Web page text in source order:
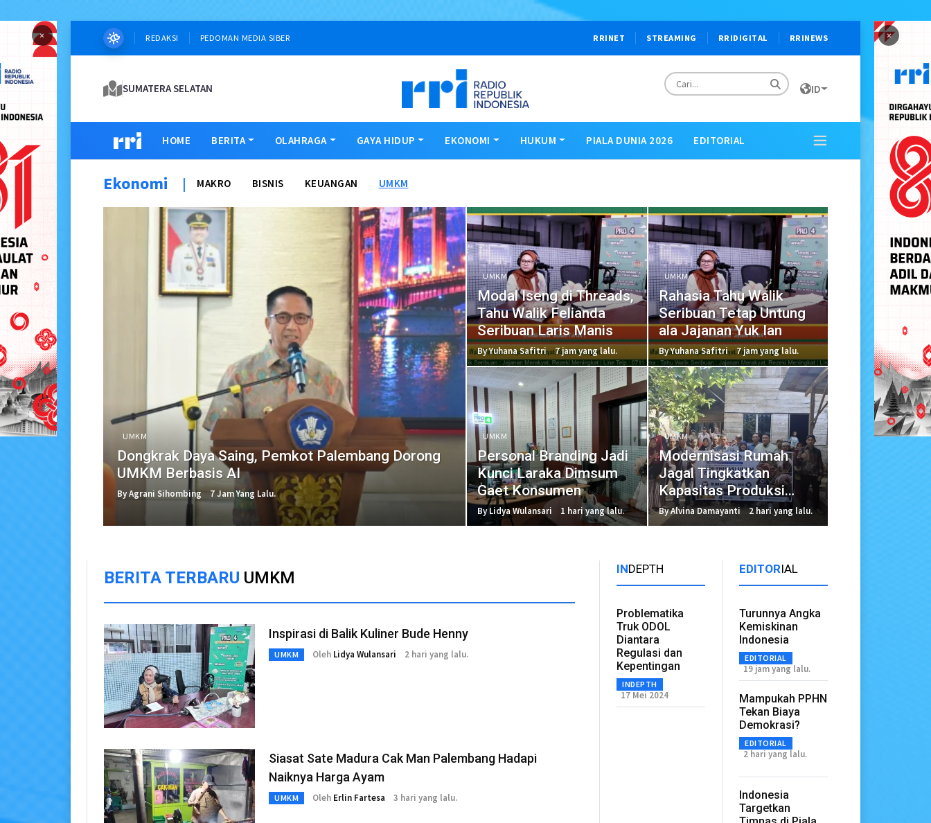
× ×
REDAKSI PEDOMAN MEDIA SIBER RRINET STREAMING RRIDIGITAL RRINEWS
SUMATERA SELATAN ID
HOME BERITA OLAHRAGA GAYA HIDUP EKONOMI HUKUM PIALA DUNIA 2026 EDITORIAL
Ekonomi | MAKRO BISNIS KEUANGAN UMKM
UMKM
Dongkrak Daya Saing, Pemkot Palembang Dorong
UMKM Berbasis AI
By Agrani Sihombing 7 Jam Yang Lalu.
UMKM
Modal Iseng di Threads,
Tahu Walik Felianda
Seribuan Laris Manis
By Yuhana Safitri 7 jam yang lalu.
UMKM
Rahasia Tahu Walik
Seribuan Tetap Untung
ala Jajanan Yuk Ian
By Yuhana Safitri 7 jam yang lalu.
UMKM
Personal Branding Jadi
Kunci Laraka Dimsum
Gaet Konsumen
By Lidya Wulansari 1 hari yang lalu.
UMKM
Modernisasi Rumah
Jagal Tingkatkan
Kapasitas Produksi
UMKM
By Alvina Damayanti 2 hari yang lalu.
BERITA TERBARU UMKM
Inspirasi di Balik Kuliner Bude Henny
UMKM Oleh Lidya Wulansari 2 hari yang lalu.
Siasat Sate Madura Cak Man Palembang Hadapi
Naiknya Harga Ayam
UMKM Oleh Erlin Fartesa 3 hari yang lalu.
INDEPTH
Problematika
Truk ODOL
Diantara
Regulasi dan
Kepentingan
INDEPTH
17 Mei 2024
EDITORIAL
Turunnya Angka
Kemiskinan
Indonesia
EDITORIAL
19 jam yang lalu.
Mampukah PPHN
Tekan Biaya
Demokrasi?
EDITORIAL
2 hari yang lalu.
Indonesia
Targetkan